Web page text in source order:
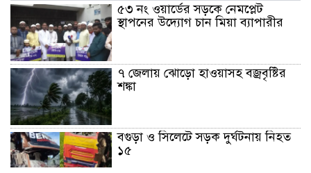
৫৩ নং ওয়ার্ডের সড়কে নেমপ্লেট
স্থাপনের উদ্যোগ চান মিয়া ব্যাপারীর
৭ জেলায় ঝোড়ো হাওয়াসহ বজ্রবৃষ্টির
শঙ্কা
বগুড়া ও সিলেটে সড়ক দুর্ঘটনায় নিহত
১৫